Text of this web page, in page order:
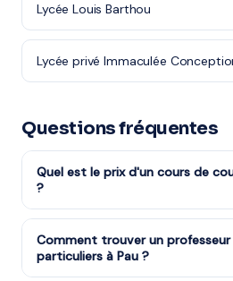
Lycée Louis Barthou
Lycée privé Immaculée
Questions fréquentes
Quel est le prix d'un cours de
?
Les tarifs dépendent de la
formule choisie. Notre organisme
services à la personne : vous
Comment trouver un
particuliers à Pau ?